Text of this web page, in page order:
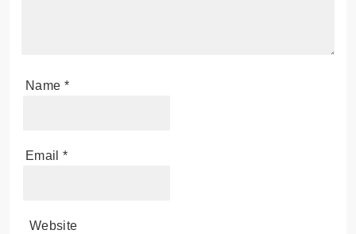
Name *
Email *
Website